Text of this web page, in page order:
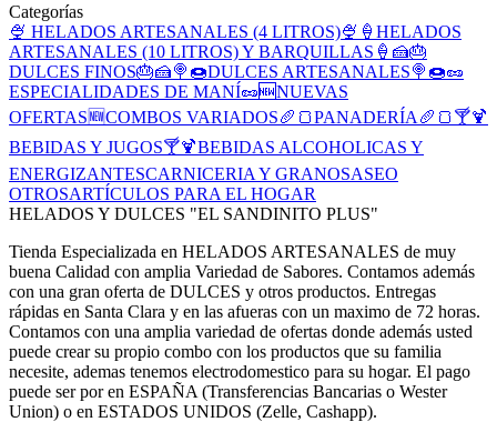
Categorías
🍨 HELADOS ARTESANALES (4 LITROS)🍨 🍦HELADOS
ARTESANALES (10 LITROS) Y BARQUILLAS🍦 🍰🎂
DULCES FINOS🎂🍰🍭🍩DULCES ARTESANALES🍭🍩🥜
ESPECIALIDADES DE MANÍ🥜🆕NUEVAS
OFERTAS🆕COMBOS VARIADOS🥖🍞PANADERÍA🥖🍞 🍸🍹
BEBIDAS Y JUGOS🍸🍹BEBIDAS ALCOHOLICAS Y
ENERGIZANTESCARNICERIA Y GRANOSASEO
OTROSARTÍCULOS PARA EL HOGAR
HELADOS Y DULCES "EL SANDINITO PLUS"
Tienda Especializada en HELADOS ARTESANALES de muy
buena Calidad con amplia Variedad de Sabores. Contamos además
con una gran oferta de DULCES y otros productos. Entregas
rápidas en Santa Clara y en las afueras con un maximo de 72 horas.
Contamos con una amplia variedad de ofertas donde además usted
puede crear su propio combo con los productos que su familia
necesite, ademas tenemos electrodomestico para su hogar. El pago
puede ser por en ESPAÑA (Transferencias Bancarias o Wester
Union) o en ESTADOS UNIDOS (Zelle, Cashapp).